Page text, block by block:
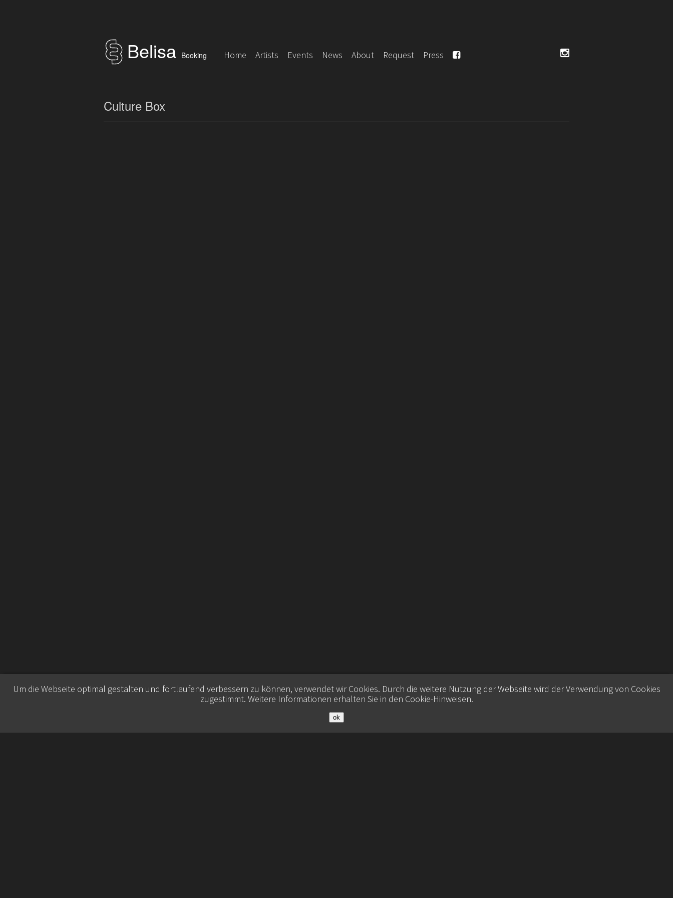
Belisa Booking Home Artists Events News About Request Press
Culture Box
Um die Webseite optimal gestalten und fortlaufend verbessern zu können, verwendet wir Cookies. Durch die weitere Nutzung der Webseite wird der Verwendung von Cookies
zugestimmt. Weitere Informationen erhalten Sie in den Cookie-Hinweisen.
ok